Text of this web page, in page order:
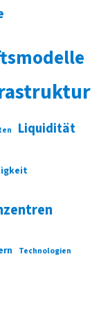
Liquidität
Technologien